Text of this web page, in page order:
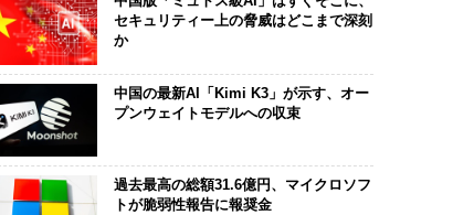
セキュリティー上の脅威はどこまで深刻
か
中国の最新AI「Kimi K3」が示す、オー
プンウェイトモデルへの収束
過去最高の総額31.6億円、マイクロソフ
トが脆弱性報告に報奨金